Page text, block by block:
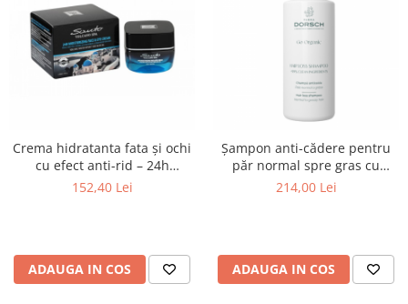
Crema hidratanta fata și ochi
cu efect anti-rid – 24h
hidratare - 50 ml Santo
152,40 Lei
ADAUGA IN COS
Șampon anti-cădere pentru
păr normal spre gras cu
Biotină și Zinc - 500ml
214,00 Lei
ADAUGA IN COS